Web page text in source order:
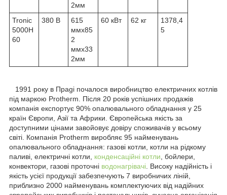
2мм
Tronic
5000H
60
380 В
615
ммx85
2
ммx33
2мм
60 кВт 62 кг
1378,4
5
1991 року в Праgi почалося виробництво електричних котлів
під маркою Protherm. Після 20 років успішних продажів
компанія експортує 90% опалювального обладнання у 25
країн Європи, Азії та Африки. Європейська якість за
доступними цінами завойовує довіру споживачів у всьому
світі. Компанія Protherm виробляє 95 найменувань
опалювального обладнання: газові котли, котли на рідкому
паливі, електричні котли, конденсаційні котли , бойлери,
конвектори, газові проточні водонагрівачі . Високу надійність і
якість усієї продукції забезпечують 7 виробничих ліній,
приблизно 2000 найменувань комплектуючих від надійних